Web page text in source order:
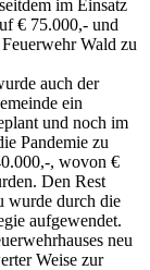
im Einsatz
€ 75.000,- und
Wald zu
auch der
ein
und noch im
Pandemie zu
, wovon €
Den Rest
wurde durch die
aufgewendet.
neu
Weise zur